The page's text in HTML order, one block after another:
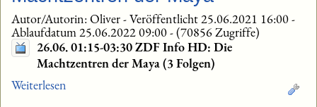
Autor/Autorin: Oliver-Veröffentlicht 25.06.2021 16:00-
Ablaufdatum 25.06.2022 09:00-(70856 Zugriffe)
26.06. 01:15-03:30 ZDF Info HD: Die
Machtzentren der Maya (3 Folgen)
Weiterlesen